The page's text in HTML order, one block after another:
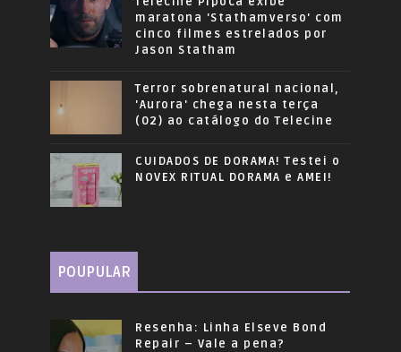
maratona 'Stathamverso' com
cinco filmes estrelados por
Jason Statham
Terror sobrenatural nacional,
'Aurora' chega nesta terça
(02) ao catálogo do Telecine
CUIDADOS DE DORAMA! Testei o
NOVEX RITUAL DORAMA e AMEI!
POUPULAR
Resenha: Linha Elseve Bond
Repair – Vale a pena?